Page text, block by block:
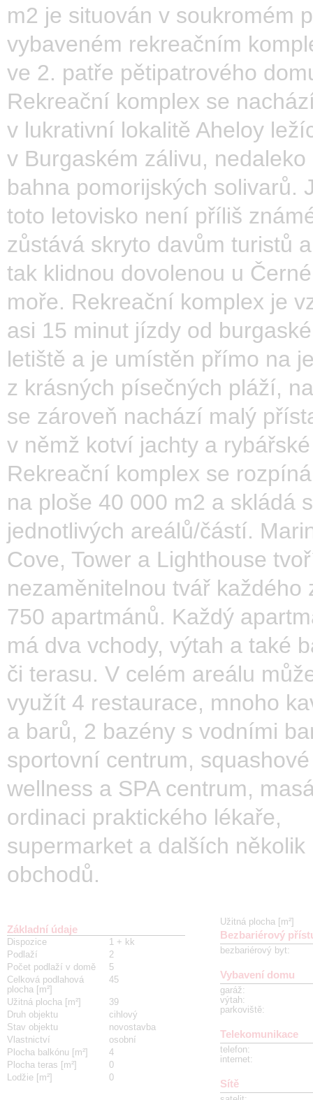
m2 je situován v soukromém
vybaveném rekreačním
ve 2. patře pětipatrového
Rekreační komplex se
v lukrativní lokalitě Aheloy
v Burgaském zálivu, nedaleko
bahna pomorijských solivarů.
toto letovisko není příliš
zůstává skryto davům turistů
tak klidnou dovolenou u
moře. Rekreační komplex je
asi 15 minut jízdy od
letiště a je umístěn přímo na
z krásných písečných pláží,
se zároveň nachází malý
v němž kotví jachty a
Rekreační komplex se rozpíná
na ploše 40 000 m2 a skládá
jednotlivých areálů/částí.
Cove, Tower a Lighthouse
nezaměnitelnou tvář každého
750 apartmánů. Každý
má dva vchody, výtah a také
či terasu. V celém areálu
využít 4 restaurace, mnoho
a barů, 2 bazény s vodními
sportovní centrum,
wellness a SPA centrum,
ordinaci praktického lékaře,
supermarket a dalších několik
obchodů.
Základní údaje
Dispozice
1 + kk
Podlaží
2
Počet podlaží v domě
5
Celková podlahová
plocha [m²]
45
Užitná plocha [m²]
39
Druh objektu
cihlový
Stav objektu
novostavba
Vlastnictví
osobní
Plocha balkónu [m²]
4
Plocha teras [m²]
0
Lodžie [m²]
0
Užitná plocha [m²]
Bezbariérový
bezbariérový byt:
Vybavení domu
garáž:
výtah:
parkoviště:
Telekomunikace
telefon:
internet:
Sítě